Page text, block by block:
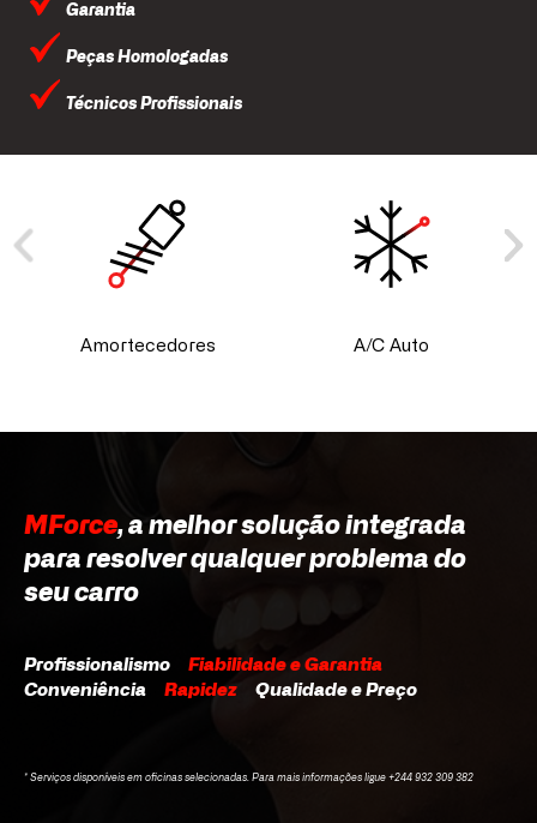
Garantia
Peças Homologadas
Técnicos Profissionais
Amortecedores A/C Auto
MForce, a melhor solução integrada
para resolver qualquer problema do
seu carro
Profissionalismo Fiabilidade e Garantia
Conveniência Rapidez Qualidade e Preço
* Serviços disponíveis em oficinas selecionadas. Para mais informações ligue +244 932 309 382